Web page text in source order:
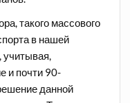
такого массового
в нашей
учитывая,
и почти 90-
данной